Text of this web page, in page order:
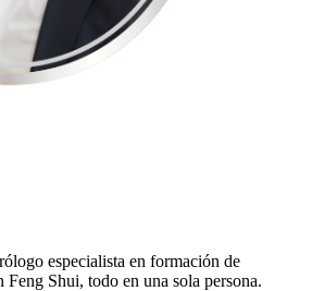
especialista en formación de
Feng Shui, todo en una sola persona.